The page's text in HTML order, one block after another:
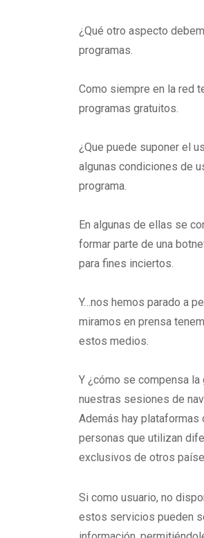
¿Qué otro aspecto
programas.
Como siempre en la red
programas gratuitos.
¿Que puede suponer el
algunas condiciones de
programa.
En algunas de ellas se
formar parte de una
para fines inciertos.
Y…nos hemos parado a
miramos en prensa
estos medios.
Y ¿cómo se compensa
nuestras sesiones de
Además hay plataformas
personas que utilizan
exclusivos de otros
Si como usuario, no
estos servicios pueden